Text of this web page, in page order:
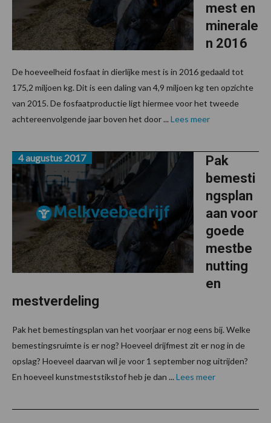
mest en
minerale
n 2016
De hoeveelheid fosfaat in dierlijke mest is in 2016 gedaald tot
175,2 miljoen kg. Dit is een daling van 4,9 miljoen kg ten opzichte
van 2015. De fosfaatproductie ligt hiermee voor het tweede
achtereenvolgende jaar boven het door ... Lees meer
Pak
bemesti
ngsplan
aan voor
goede
mestbe
nutting
en
mestverdeling
4 augustus 2017
Pak het bemestingsplan van het voorjaar er nog eens bij. Welke
bemestingsruimte is er nog? Hoeveel drijfmest zit er nog in de
opslag? Hoeveel daarvan wil je voor 1 september nog uitrijden?
En hoeveel kunstmeststikstof heb je dan ... Lees meer